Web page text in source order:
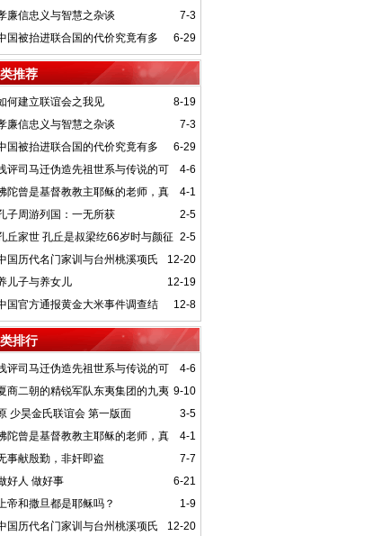
7-3
廉信忠义与智慧之杂谈
6-29
国被抬进联合国的代价究竟有多
？（转载）
推荐
8-19
何建立联谊会之我见
7-3
廉信忠义与智慧之杂谈
6-29
国被抬进联合国的代价究竟有多
？（转载）
4-6
评司马迁伪造先祖世系与传说的可
度
4-1
陀曾是基督教教主耶稣的老师，真
吗？
2-5
子周游列国：一无所获
2-5
丘家世 孔丘是叔梁纥66岁时与颜征
野合的私生子
12-20
国历代名门家训与台州桃溪项氏
谱
12-19
儿子与养女儿
12-8
国官方通报黄金大米事件调查结
：试验隐瞒家长
排行
4-6
评司马迁伪造先祖世系与传说的可
度
9-10
商二朝的精锐军队东夷集团的九夷
师的神秘失踪之果
3-5
少昊金氏联谊会 第一版面
4-1
陀曾是基督教教主耶稣的老师，真
吗？
7-7
事献殷勤，非奸即盗
6-21
好人 做好事
1-9
帝和撒旦都是耶稣吗？
12-20
国历代名门家训与台州桃溪项氏